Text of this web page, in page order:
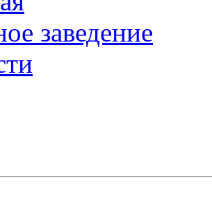
заведение